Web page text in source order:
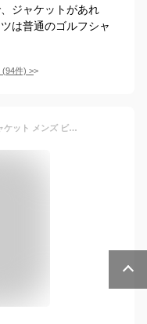
ジャケットがあれ
は普通のゴルフシャ
(94件) >
M~5XL スーツ メンズ テーラードジャケット メンズ ビジネス カジュアル 3つボタン 細身 アウター 上着 厚手 防寒 防風 秋冬 ファッション おしゃれ メンズ コットン ブレザー 男性用トラベルジャケット 上着 ワッペン ブローチ 大きいサイズ